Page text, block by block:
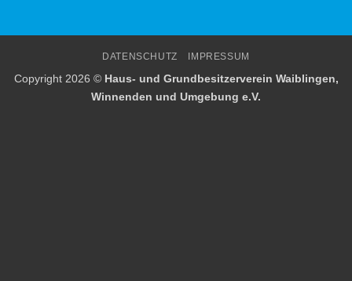
DATENSCHUTZ IMPRESSUM
Copyright 2026 © Haus- und Grundbesitzerverein Waiblingen,
Winnenden und Umgebung e.V.